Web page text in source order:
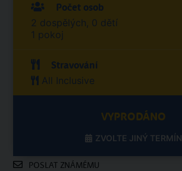
Počet osob
2 dospělých, 0 dětí
1 pokoj
Stravování
All Inclusive
VYPRODÁNO
ZVOLTE JINÝ TERMÍN
POSLAT ZNÁMÉMU